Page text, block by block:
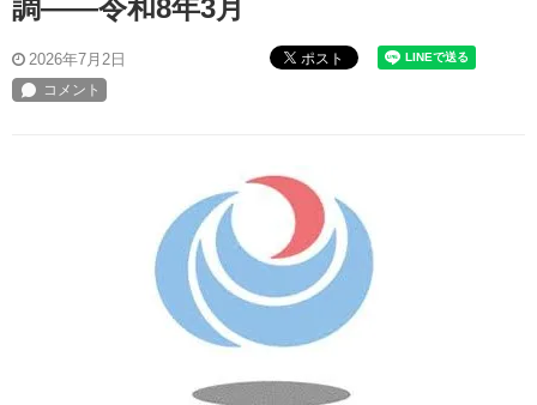
調――令和8年3月
2026年7月2日 ポスト